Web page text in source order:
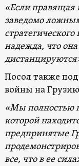
«Если правящая
заведомо
надежда, что
Посол также
войны на
«Мы полностью
которой
предпринятые
все, что в ее